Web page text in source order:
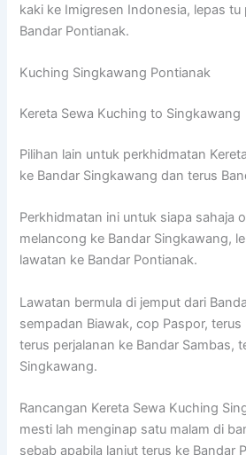
kaki ke Imigresen Indonesia, lepas tu
Bandar Pontianak.
Kuching Singkawang Pontianak
Kereta Sewa Kuching to Singkawang
Pilihan lain untuk perkhidmatan
ke Bandar Singkawang dan terus
Perkhidmatan ini untuk siapa sahaja
melancong ke Bandar Singkawang,
lawatan ke Bandar Pontianak.
Lawatan bermula di jemput dari
sempadan Biawak, cop Paspor, terus
terus perjalanan ke Bandar Sambas,
Singkawang.
Rancangan Kereta Sewa Kuching
mesti lah menginap satu malam di
sebab apabila lanjut terus ke Bandar